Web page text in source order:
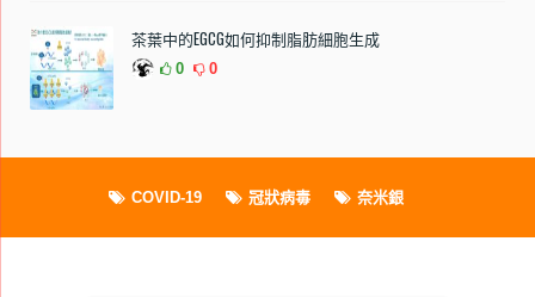
茶葉中的EGCG如何抑制脂肪細胞生成
0 0
COVID-19 冠狀病毒 奈米銀